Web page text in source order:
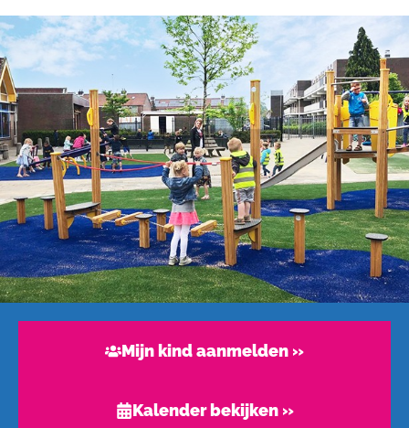
Mijn kind aanmelden »
Kalender bekijken »